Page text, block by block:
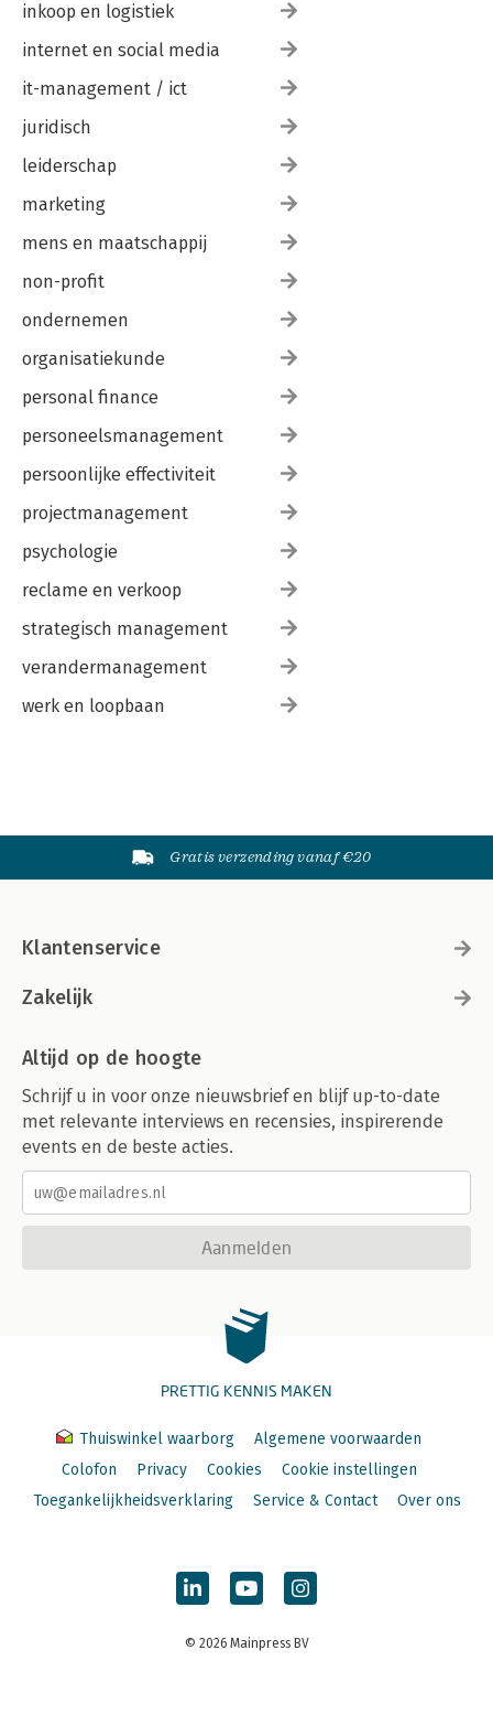
inkoop en logistiek
internet en social media
it-management / ict
juridisch
leiderschap
marketing
mens en maatschappij
non-profit
ondernemen
organisatiekunde
personal finance
personeelsmanagement
persoonlijke effectiviteit
projectmanagement
psychologie
reclame en verkoop
strategisch management
verandermanagement
werk en loopbaan
Gratis verzending vanaf €20
Klantenservice
Zakelijk
Altijd op de hoogte
Schrijf u in voor onze nieuwsbrief en blijf up-to-date
met relevante interviews en recensies, inspirerende
events en de beste acties.
Aanmelden
PRETTIG KENNIS MAKEN
Thuiswinkel waarborg
Algemene voorwaarden
Colofon
Privacy Cookies
Cookie instellingen
Toegankelijkheidsverklaring
Service & Contact Over ons
© 2026 Mainpress BV